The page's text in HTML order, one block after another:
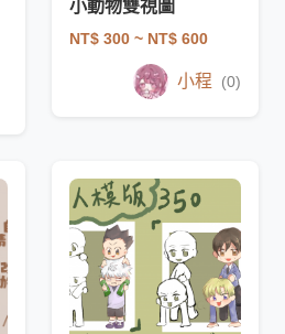
小動物雙視圖
NT$ 300 ~ NT$ 600
小程 (0)